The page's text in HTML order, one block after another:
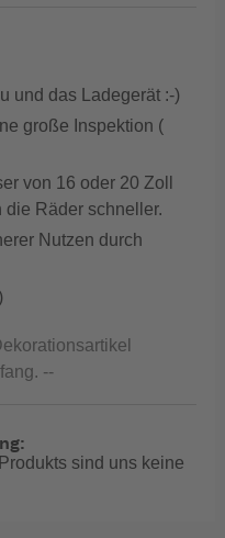
und das Ladegerät :-)
große Inspektion (
von 16 oder 20 Zoll
die Räder schneller.
Nutzen durch
--
sind uns keine